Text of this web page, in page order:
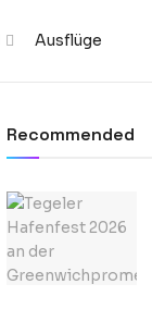
Ausflüge
Recommended